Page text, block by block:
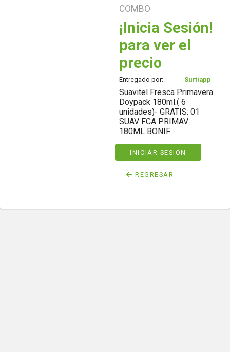
COMBO
¡Inicia Sesión!
para ver el
precio
Entregado por: Surtiapp
Suavitel Fresca Primavera.
Doypack 180ml.( 6
unidades)- GRATIS: 01
SUAV FCA PRIMAV
180ML BONIF
INICIAR SESIÓN
REGRESAR